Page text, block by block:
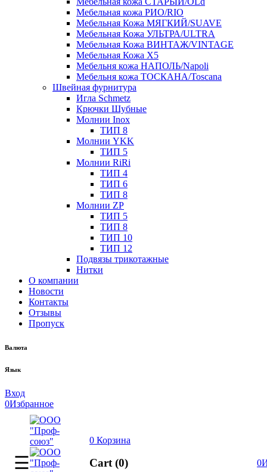
Мебельная кожа РИО/RIO
Мебельная Кожа МЯГКИЙ/SUAVE
Мебельная Кожа УЛЬТРА/ULTRA
Мебельная Кожа ВИНТАЖ/VINTAGE
Мебельная Кожа X5
Мебельня кожа НАПОЛЬ/Napoli
Мебельня кожа ТОСКАНА/Toscana
Швейная фурнитура
Игла Schmetz
Крючки Шубные
Молнии Inox
ТИП 8
Молнии YKK
ТИП 5
Молнии RiRi
ТИП 4
ТИП 6
ТИП 8
Молнии ZP
ТИП 5
ТИП 8
ТИП 10
ТИП 12
Подвязы трикотажные
Нитки
О компании
Новости
Контакты
Отзывы
Пропуск
Валюта
Язык
Вход
0Избранное
0 Корзина
Cart (0) 0